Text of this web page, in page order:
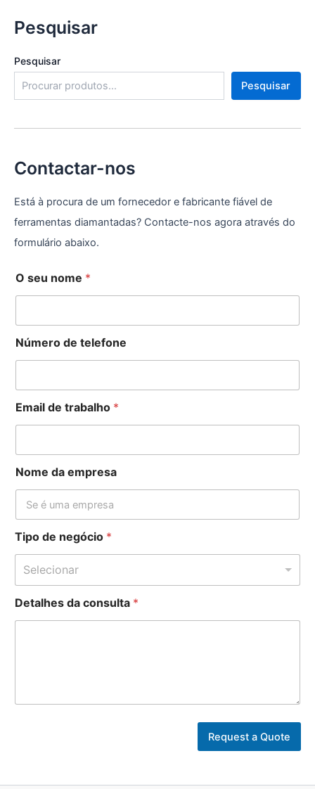
Pesquisar
Pesquisar
Pesquisar
Contactar-nos
Está à procura de um fornecedor e fabricante fiável de
ferramentas diamantadas? Contacte-nos agora através do
formulário abaixo.
O seu nome *
Número de telefone
Email de trabalho *
Nome da empresa
Tipo de negócio *
Selecionar
E
Detalhes da consulta *
Request a Quote